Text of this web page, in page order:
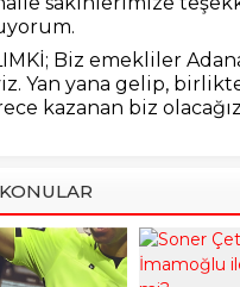
Biz emekliler
Yan yana gelip,
kazanan biz